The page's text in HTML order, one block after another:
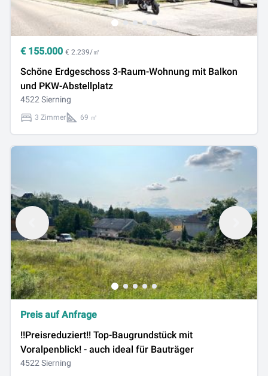
€ 155.000 € 2.239/㎡
Schöne Erdgeschoss 3-Raum-Wohnung mit Balkon
und PKW-Abstellplatz
4522 Sierning
3 Zimmer 69 ㎡
Preis auf Anfrage
!!Preisreduziert!! Top-Baugrundstück mit
Voralpenblick! - auch ideal für Bauträger
4522 Sierning